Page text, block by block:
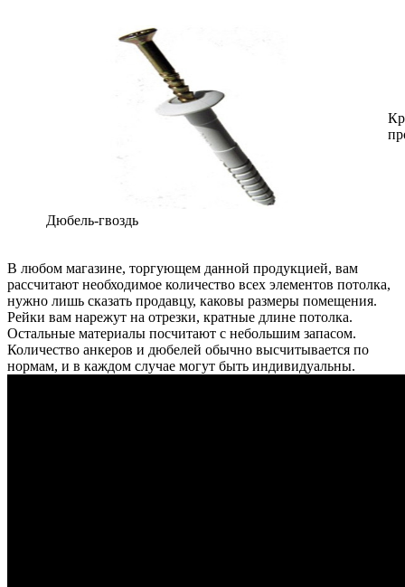
Дюбель-гвоздь
В любом магазине, торгующем данной продукцией, вам
рассчитают необходимое количество всех элементов потолка,
нужно лишь сказать продавцу, каковы размеры помещения.
Рейки вам нарежут на отрезки, кратные длине потолка.
Остальные материалы посчитают с небольшим запасом.
Количество анкеров и дюбелей обычно высчитывается по
нормам, и в каждом случае могут быть индивидуальны.